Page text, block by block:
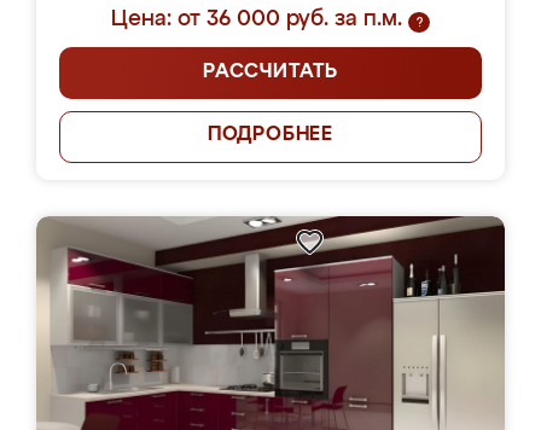
Цена: от 36 000 руб. за п.м.
?
РАССЧИТАТЬ
ПОДРОБНЕЕ